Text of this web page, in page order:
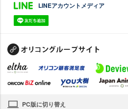
LINEアカウントメディア
PC版に切り替え